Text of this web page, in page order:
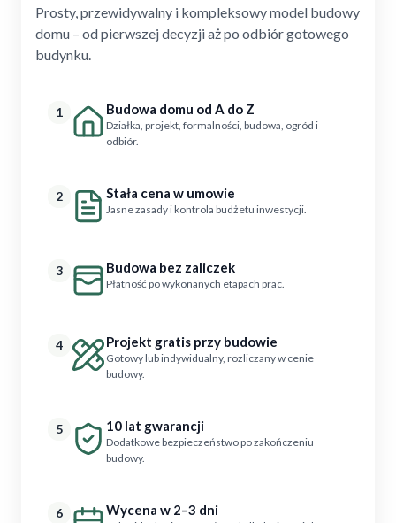
Prosty, przewidywalny i kompleksowy model budowy
domu – od pierwszej decyzji aż po odbiór gotowego
budynku.
1 Budowa domu od A do Z
Działka, projekt, formalności, budowa, ogród i
odbiór.
2 Stała cena w umowie
Jasne zasady i kontrola budżetu inwestycji.
3 Budowa bez zaliczek
Płatność po wykonanych etapach prac.
4 Projekt gratis przy budowie
Gotowy lub indywidualny, rozliczany w cenie
budowy.
5 10 lat gwarancji
Dodatkowe bezpieczeństwo po zakończeniu
budowy.
6 Wycena w 2–3 dni